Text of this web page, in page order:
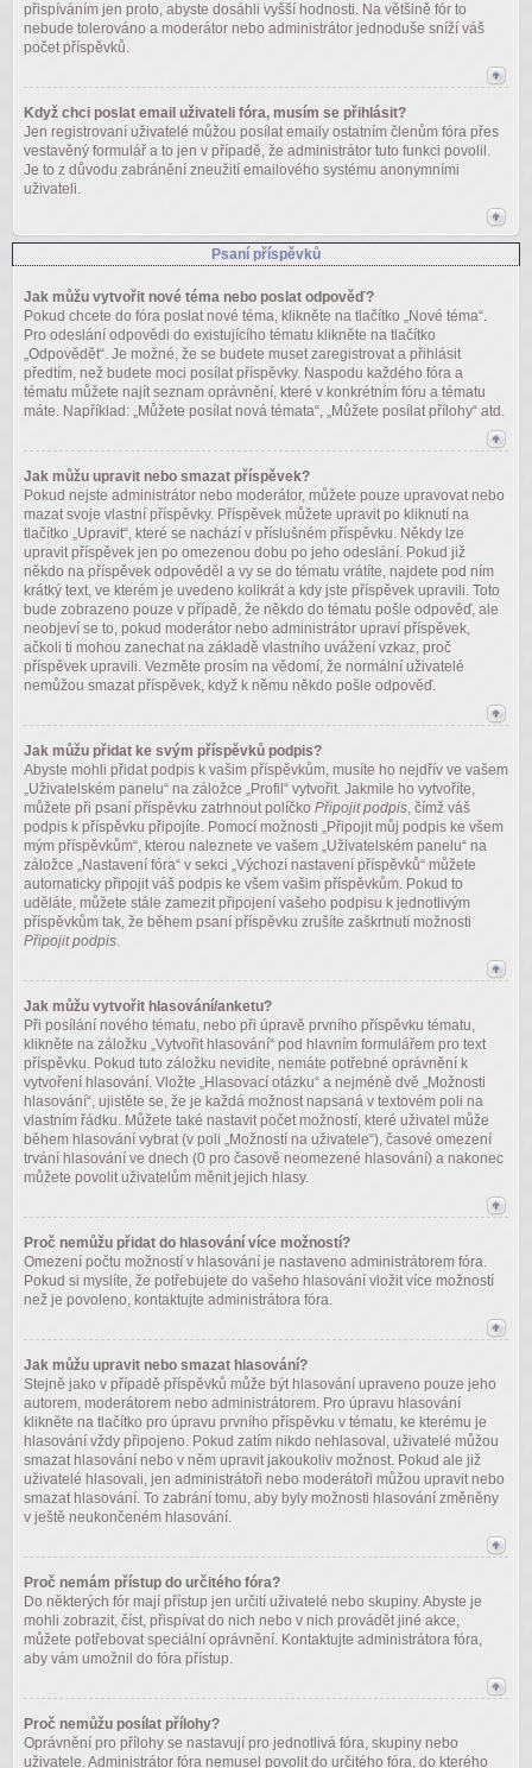
přispíváním jen proto, abyste dosáhli vyšší hodnosti. Na většině fór to
nebude tolerováno a moderátor nebo administrátor jednoduše sníží váš
počet příspěvků.
Když chci poslat email uživateli fóra, musím se přihlásit?
Jen registrovaní uživatelé můžou posílat emaily ostatním členům fóra přes
vestavěný formulář a to jen v případě, že administrátor tuto funkci povolil.
Je to z důvodu zabránění zneužití emailového systému anonymními
uživateli.
Psaní příspěvků
Jak můžu vytvořit nové téma nebo poslat odpověď?
Pokud chcete do fóra poslat nové téma, klikněte na tlačítko „Nové téma“.
Pro odeslání odpovědi do existujícího tématu klikněte na tlačítko
„Odpovědět“. Je možné, že se budete muset zaregistrovat a přihlásit
předtím, než budete moci posílat příspěvky. Naspodu každého fóra a
tématu můžete najít seznam oprávnění, které v konkrétním fóru a tématu
máte. Například: „Můžete posílat nová témata“, „Můžete posílat přílohy“ atd.
Jak můžu upravit nebo smazat příspěvek?
Pokud nejste administrátor nebo moderátor, můžete pouze upravovat nebo
mazat svoje vlastní příspěvky. Příspěvek můžete upravit po kliknutí na
tlačítko „Upravit“, které se nachází v příslušném příspěvku. Někdy lze
upravit příspěvek jen po omezenou dobu po jeho odeslání. Pokud již
někdo na příspěvek odpověděl a vy se do tématu vrátíte, najdete pod ním
krátký text, ve kterém je uvedeno kolikrát a kdy jste příspěvek upravili. Toto
bude zobrazeno pouze v případě, že někdo do tématu pošle odpověď, ale
neobjeví se to, pokud moderátor nebo administrátor upraví příspěvek,
ačkoli ti mohou zanechat na základě vlastního uvážení vzkaz, proč
příspěvek upravili. Vezměte prosím na vědomí, že normální uživatelé
nemůžou smazat příspěvek, když k němu někdo pošle odpověď.
Jak můžu přidat ke svým příspěvků podpis?
Abyste mohli přidat podpis k vašim příspěvkům, musíte ho nejdřív ve vašem
„Uživatelském panelu“ na záložce „Profil“ vytvořit. Jakmile ho vytvoříte,
můžete při psaní příspěvku zatrhnout políčko Připojit podpis, čímž váš
podpis k příspěvku připojíte. Pomocí možnosti „Připojit můj podpis ke všem
mým příspěvkům“, kterou naleznete ve vašem „Uživatelském panelu“ na
záložce „Nastavení fóra“ v sekci „Výchozí nastavení příspěvků“ můžete
automaticky připojit váš podpis ke všem vašim příspěvkům. Pokud to
uděláte, můžete stále zamezit připojení vašeho podpisu k jednotlivým
příspěvkům tak, že během psaní příspěvku zrušíte zaškrtnutí možnosti
Připojit podpis.
Jak můžu vytvořit hlasování/anketu?
Při posílání nového tématu, nebo při úpravě prvního příspěvku tématu,
klikněte na záložku „Vytvořit hlasování“ pod hlavním formulářem pro text
příspěvku. Pokud tuto záložku nevidíte, nemáte potřebné oprávnění k
vytvoření hlasování. Vložte „Hlasovací otázku“ a nejméně dvě „Možnosti
hlasování“, ujistěte se, že je každá možnost napsaná v textovém poli na
vlastním řádku. Můžete také nastavit počet možností, které uživatel může
během hlasování vybrat (v poli „Možností na uživatele“), časové omezení
trvání hlasování ve dnech (0 pro časově neomezené hlasování) a nakonec
můžete povolit uživatelům měnit jejich hlasy.
Proč nemůžu přidat do hlasování více možností?
Omezení počtu možností v hlasování je nastaveno administrátorem fóra.
Pokud si myslíte, že potřebujete do vašeho hlasování vložit více možností
než je povoleno, kontaktujte administrátora fóra.
Jak můžu upravit nebo smazat hlasování?
Stejně jako v případě příspěvků může být hlasování upraveno pouze jeho
autorem, moderátorem nebo administrátorem. Pro úpravu hlasování
klikněte na tlačítko pro úpravu prvního příspěvku v tématu, ke kterému je
hlasování vždy připojeno. Pokud zatím nikdo nehlasoval, uživatelé můžou
smazat hlasování nebo v něm upravit jakoukoliv možnost. Pokud ale již
uživatelé hlasovali, jen administrátoři nebo moderátoři můžou upravit nebo
smazat hlasování. To zabrání tomu, aby byly možnosti hlasování změněny
v ještě neukončeném hlasování.
Proč nemám přístup do určitého fóra?
Do některých fór mají přístup jen určití uživatelé nebo skupiny. Abyste je
mohli zobrazit, číst, přispívat do nich nebo v nich provádět jiné akce,
můžete potřebovat speciální oprávnění. Kontaktujte administrátora fóra,
aby vám umožnil do fóra přístup.
Proč nemůžu posílat přílohy?
Oprávnění pro přílohy se nastavují pro jednotlivá fóra, skupiny nebo
uživatele. Administrátor fóra nemusel povolit do určitého fóra, do kterého